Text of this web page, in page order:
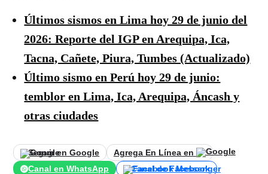
Últimos sismos en Lima hoy 29 de junio del
2026: Reporte del IGP en Arequipa, Ica,
Tacna, Cañete, Piura, Tumbes (Actualizado)
Último sismo en Perú hoy 29 de junio:
temblor en Lima, Ica, Arequipa, Áncash y
otras ciudades
Seguir en Google
Agrega En Línea en
Canal en WhatsApp
Canal de Facebook